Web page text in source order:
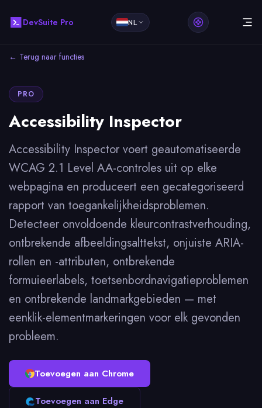
DevSuite Pro NL
← Terug naar functies
PRO
Accessibility Inspector
Accessibility Inspector voert geautomatiseerde
WCAG 2.1 Level AA-controles uit op elke
webpagina en produceert een gecategoriseerd
rapport van toegankelijkheidsproblemen.
Detecteer onvoldoende kleurcontrastverhouding,
ontbrekende afbeeldingsalttekst, onjuiste ARIA-
rollen en -attributen, ontbrekende
formuieerlabels, toetsenbordnavigatieproblemen
en ontbrekende landmarkgebieden — met
eenklik-elementmarkeringen voor elk gevonden
probleem.
Toevoegen aan Chrome
Toevoegen aan Edge